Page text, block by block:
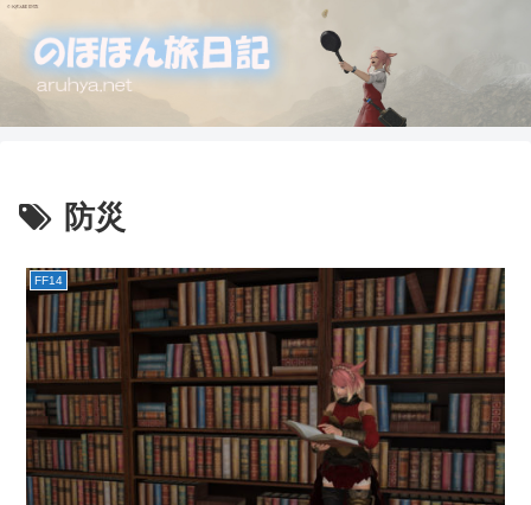
防災
FF14